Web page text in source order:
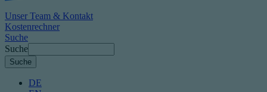
Unser Team & Kontakt
Kostenrechner
Suche
Suche
DE